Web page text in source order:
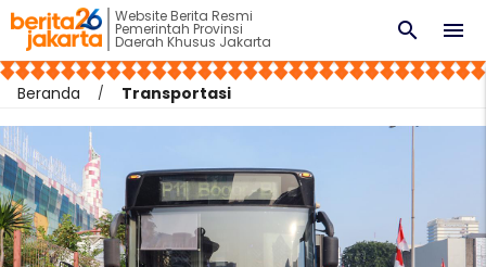
Website Berita Resmi
Pemerintah Provinsi
Daerah Khusus Jakarta menu
search
Beranda Transportasi